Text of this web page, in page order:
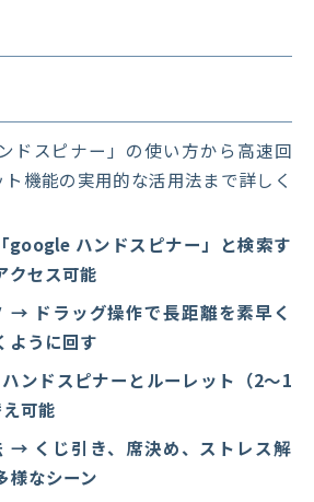
ドスピナー」の使い方から高速回
機能の実用的な活用法まで詳しく
ハンドスピナー」と検索す
クセス可能
→ ドラッグ操作で長距離を素早く
ように回す
ンドスピナーとルーレット（2〜1
可能
→ くじ引き、席決め、ストレス解
様なシーン